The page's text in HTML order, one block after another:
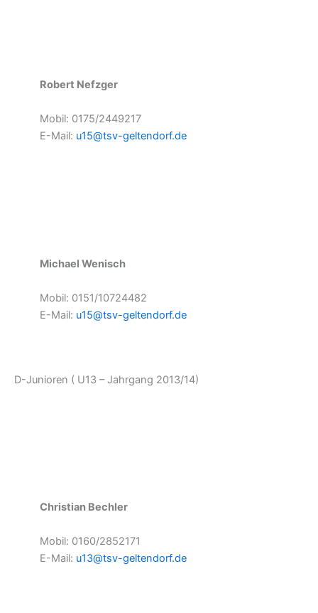
Robert Nefzger
Mobil: 0175/2449217
E-Mail: u15@tsv-geltendorf.de
Michael Wenisch
Mobil: 0151/10724482
E-Mail: u15@tsv-geltendorf.de
D-Junioren ( U13 – Jahrgang 2013/14)
Christian Bechler
Mobil: 0160/2852171
E-Mail: u13@tsv-geltendorf.de